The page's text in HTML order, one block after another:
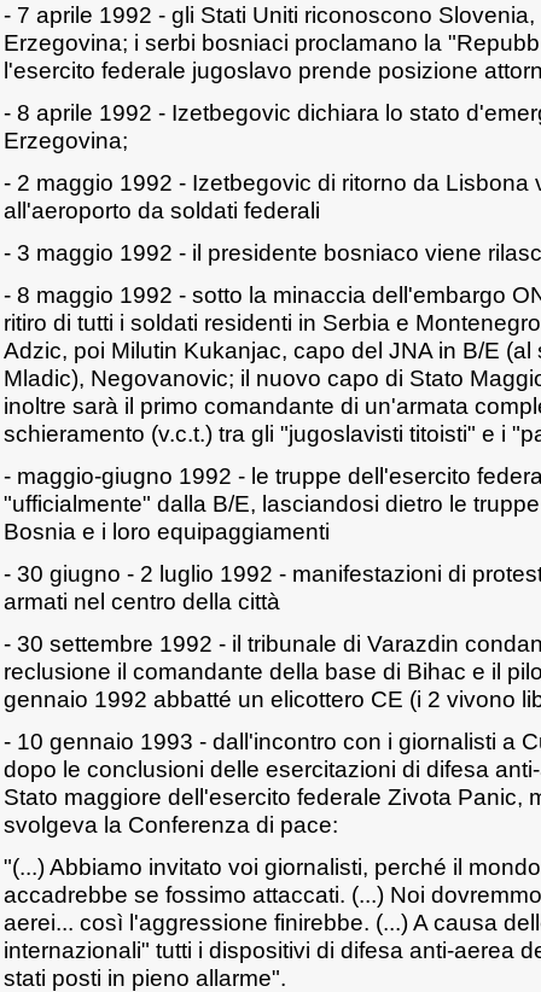
- 7 aprile 1992 - gli Stati Uniti riconoscono
Erzegovina; i serbi bosniaci proclamano la
l'esercito federale jugoslavo prende posizione
- 8 aprile 1992 - Izetbegovic dichiara lo stato
Erzegovina;
- 2 maggio 1992 - Izetbegovic di ritorno da Lisbona
all'aeroporto da soldati federali
- 3 maggio 1992 - il presidente bosniaco viene
- 8 maggio 1992 - sotto la minaccia dell'embargo
ritiro di tutti i soldati residenti in Serbia e
Adzic, poi Milutin Kukanjac, capo del JNA in B/E (al
Mladic), Negovanovic; il nuovo capo di Stato
inoltre sarà il primo comandante di un'armata
schieramento (v.c.t.) tra gli "jugoslavisti titoisti" e i
- maggio-giugno 1992 - le truppe dell'esercito
"ufficialmente" dalla B/E, lasciandosi dietro le
Bosnia e i loro equipaggiamenti
- 30 giugno - 2 luglio 1992 - manifestazioni di
armati nel centro della città
- 30 settembre 1992 - il tribunale di Varazdin
reclusione il comandante della base di Bihac e il
gennaio 1992 abbatté un elicottero CE (i 2 vivono
- 10 gennaio 1993 - dall'incontro con i giornalisti a
dopo le conclusioni delle esercitazioni di difesa
Stato maggiore dell'esercito federale Zivota Panic,
svolgeva la Conferenza di pace:
"(...) Abbiamo invitato voi giornalisti, perché il
accadrebbe se fossimo attaccati. (...) Noi
aerei... così l'aggressione finirebbe. (...) A causa
internazionali" tutti i dispositivi di difesa anti-aerea
stati posti in pieno allarme".